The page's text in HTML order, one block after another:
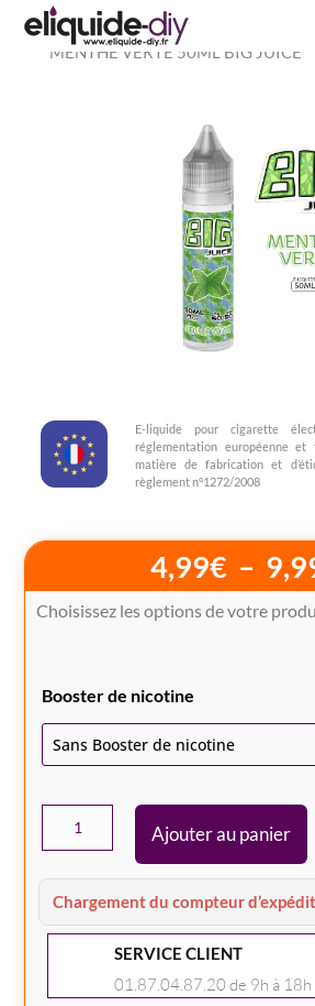
Accueil»TOUS LES 50ml
MENTHE VERTE 50ML BIG JUICE
E-liquide pour cigarette
réglementation européenne
matière de fabrication et
règlement n°1272/2008
4,99€ –
Choisissez les options de votre
Booster de nicotine
quantité
de
LIQUIDE
MENTHE
Ajouter au panier
Chargement du compteur
SERVICE CLIENT
01.87.04.87.20 de 9h à 18h